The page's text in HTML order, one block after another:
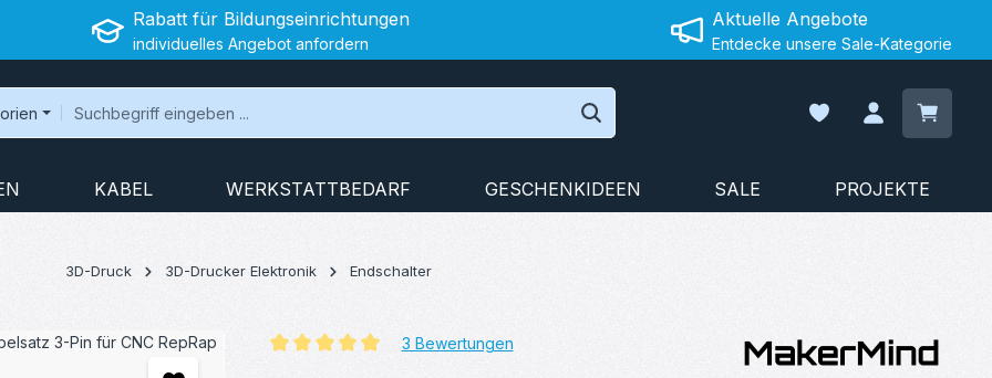
Rabatt für Bildungseinrichtungen
individuelles Angebot anfordern
Aktuelle Angebote
Entdecke unsere Sale-Kategorie
Du hast 0 Produkte
KABEL WERKSTATTBEDARF GESCHENKIDEEN SALE PROJEKTE
3D-Druck 3D-Drucker Elektronik Endschalter
3 Bewertungen